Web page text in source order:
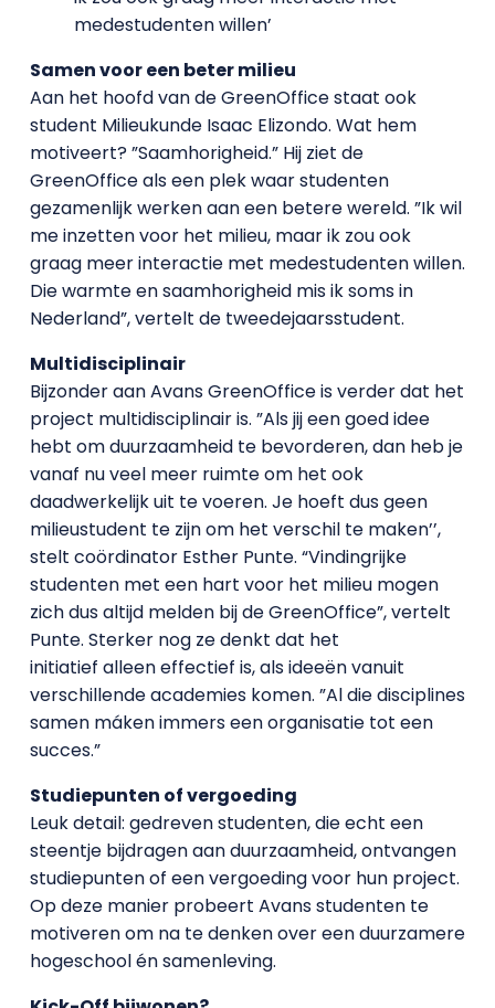
medestudenten willen’
Samen voor een beter milieu
Aan het hoofd van de GreenOffice staat ook
student Milieukunde Isaac Elizondo. Wat hem
motiveert? ”Saamhorigheid.” Hij ziet de
GreenOffice als een plek waar studenten
gezamenlijk werken aan een betere wereld. ”Ik wil
me inzetten voor het milieu, maar ik zou ook
graag meer interactie met medestudenten willen.
Die warmte en saamhorigheid mis ik soms in
Nederland”, vertelt de tweedejaarsstudent.
Multidisciplinair
Bijzonder aan Avans GreenOffice is verder dat het
project multidisciplinair is. ”Als jij een goed idee
hebt om duurzaamheid te bevorderen, dan heb je
vanaf nu veel meer ruimte om het ook
daadwerkelijk uit te voeren. Je hoeft dus geen
milieustudent te zijn om het verschil te maken’’,
stelt coördinator Esther Punte. “Vindingrijke
studenten met een hart voor het milieu mogen
zich dus altijd melden bij de GreenOffice”, vertelt
Punte. Sterker nog ze denkt dat het
initiatief alleen effectief is, als ideeën vanuit
verschillende academies komen. ”Al die disciplines
samen máken immers een organisatie tot een
succes.”
Studiepunten of vergoeding
Leuk detail: gedreven studenten, die echt een
steentje bijdragen aan duurzaamheid, ontvangen
studiepunten of een vergoeding voor hun project.
Op deze manier probeert Avans studenten te
motiveren om na te denken over een duurzamere
hogeschool én samenleving.